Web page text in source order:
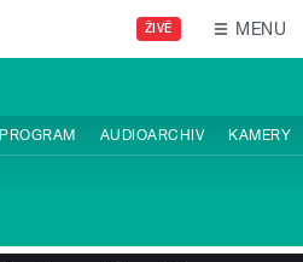
ŽIVĚ MENU
PROGRAM AUDIOARCHIV KAMERY